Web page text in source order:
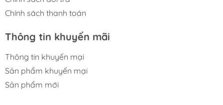
Chính sách thanh toán
Thông tin khuyến mãi
Thông tin khuyến mại
Sản phẩm khuyến mại
Sản phẩm mới